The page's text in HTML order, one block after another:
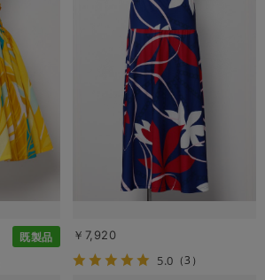
既製品 ￥7,920
5.0 （3）